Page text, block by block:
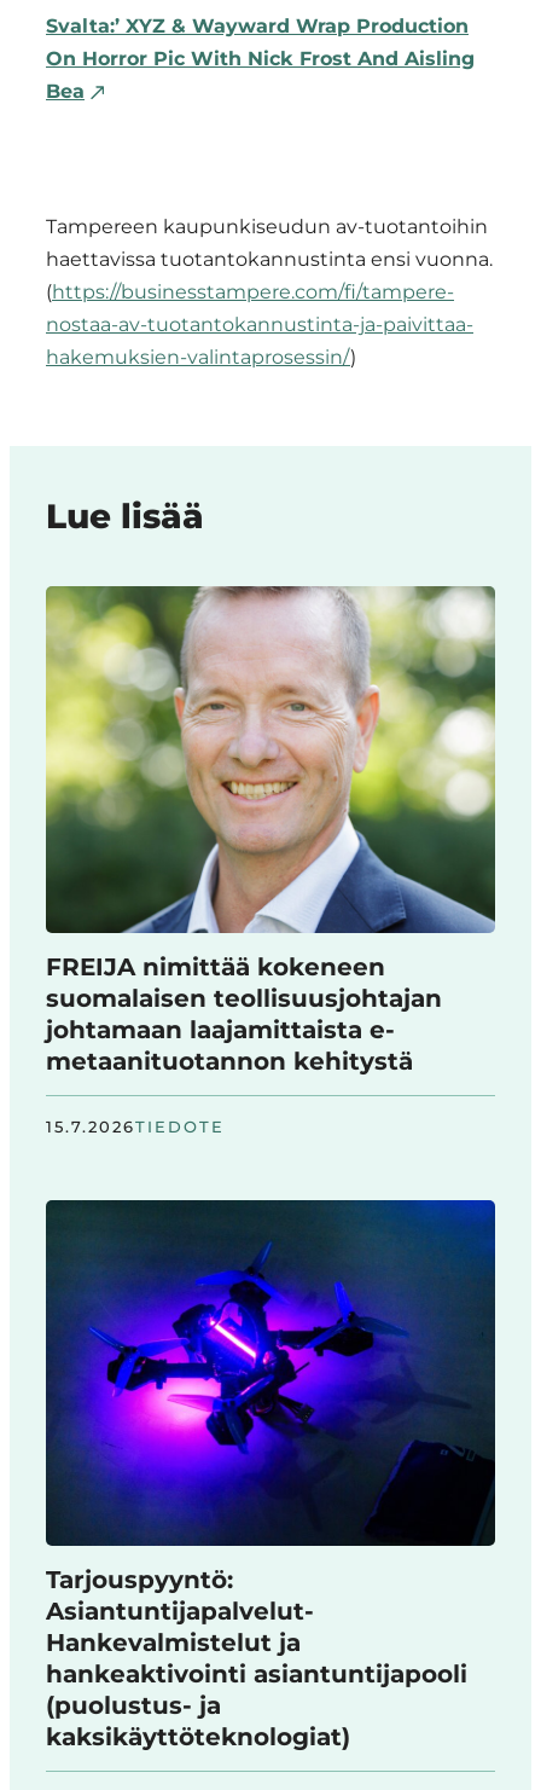
Svalta:’ XYZ & Wayward Wrap Production
On Horror Pic With Nick Frost And Aisling
Bea
Tampereen kaupunkiseudun av-tuotantoihin
haettavissa tuotantokannustinta ensi vuonna.
(https://businesstampere.com/fi/tampere-
nostaa-av-tuotantokannustinta-ja-paivittaa-
hakemuksien-valintaprosessin/)
Lue lisää
FREIJA nimittää kokeneen
suomalaisen teollisuusjohtajan
johtamaan laajamittaista e-
metaanituotannon kehitystä
15.7.2026TIEDOTE
Tarjouspyyntö:
Asiantuntijapalvelut-
Hankevalmistelut ja
hankeaktivointi asiantuntijapooli
(puolustus- ja
kaksikäyttöteknologiat)